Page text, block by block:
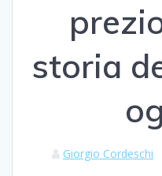
storia
Giorgio Cordeschi